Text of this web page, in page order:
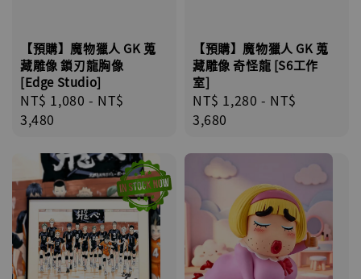
【預購】魔物獵人 GK 蒐
藏雕像 鎖刃龍胸像
[Edge Studio]
Regular
price
NT$ 1,080 - NT$
3,480
【預購】魔物獵人 GK 蒐
藏雕像 奇怪龍 [S6工作
室]
Regular
price
NT$ 1,280 - NT$
3,680